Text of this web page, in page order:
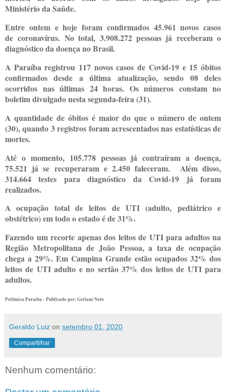
Ministério da Saúde.
Entre ontem e hoje foram confirmados 45.961 novos casos
de coronavírus. No total, 3.908.272 pessoas já receberam o
diagnóstico da doença no Brasil.
A Paraíba registrou 117 novos casos de Covid-19 e 15 óbitos
confirmados desde a última atualização, sendo 08 deles
ocorridos nas últimas 24 horas. Os números constam no
boletim divulgado nesta segunda-feira (31).
A quantidade de óbitos é maior do que o número de ontem
(30), quando 3 registros foram acrescentados nas estatísticas de
mortes.
Até o momento, 105.778 pessoas já contraíram a doença,
75.521 já se recuperaram e 2.450 faleceram. Além disso,
314.664 testes para diagnóstico da Covid-19 já foram
realizados.
A ocupação total de leitos de UTI (adulto, pediátrico e
obstétrico) em todo o estado é de 31%.
Fazendo um recorte apenas dos leitos de UTI para adultos na
Região Metropolitana de João Pessoa, a taxa de ocupação
chega a 29%. Em Campina Grande estão ocupados 32% dos
leitos de UTI adulto e no sertão 37% dos leitos de UTI para
adultos.
Polêmica Paraíba - Publicado por: Gerlane Neto
Geraldo Luiz on setembro 01, 2020
Compartilhar
Nenhum comentário: